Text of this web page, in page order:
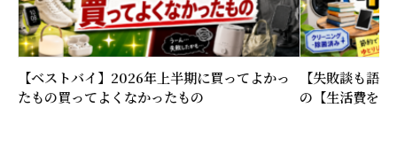
【ベストバイ】2026年上半期に買ってよかっ
たもの買ってよくなかったもの
【失敗談も語
の【生活費を下